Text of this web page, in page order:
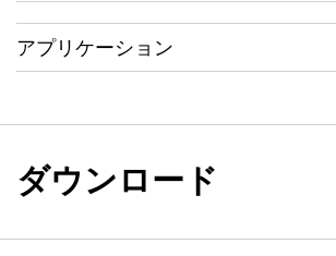
アプリケーション
ダウンロード